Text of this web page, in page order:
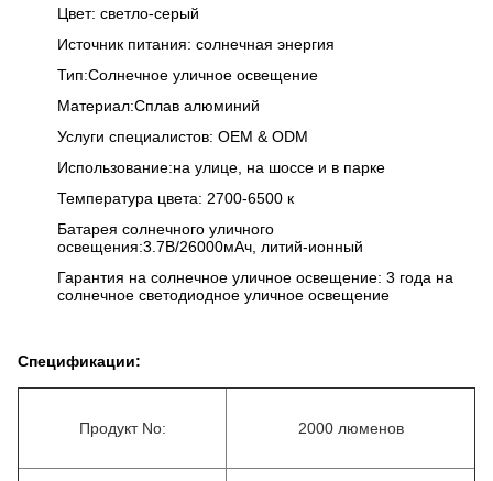
Цвет: светло-серый
Источник питания: солнечная энергия
Тип:Солнечное уличное освещение
Материал:Сплав алюминий
Услуги специалистов: OEM & ODM
Использование:на улице, на шоссе и в парке
Температура цвета: 2700-6500 к
Батарея солнечного уличного
освещения:3.7В/26000мАч, литий-ионный
Гарантия на солнечное уличное освещение: 3 года на
солнечное светодиодное уличное освещение
Спецификации:
Продукт No: 2000 люменов